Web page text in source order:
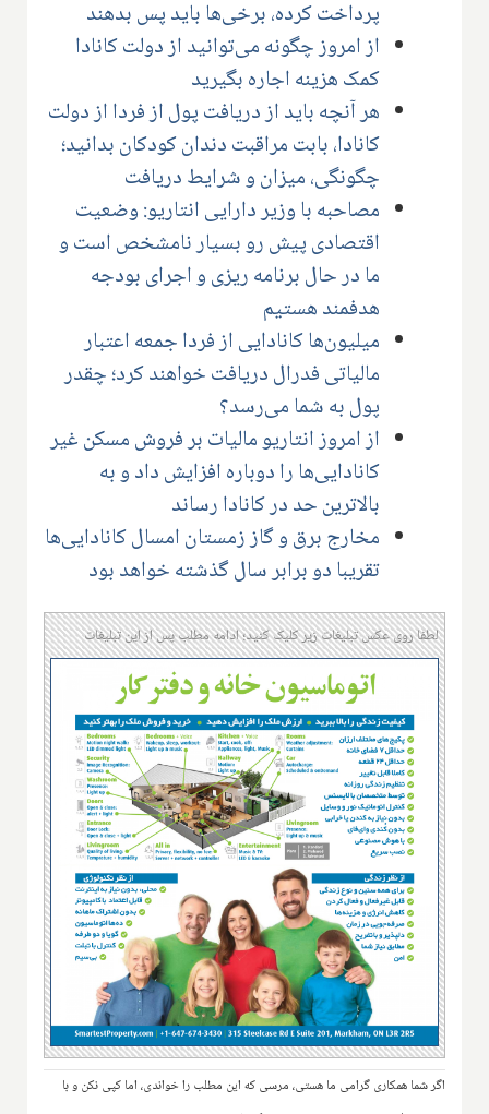
پرداخت کرده، برخی‌ها باید پس بدهند
از امروز چگونه می‌توانید از دولت کانادا
کمک هزینه اجاره بگیرید
هر آنچه باید از دریافت پول از فردا از دولت
کانادا، بابت مراقبت دندان کودکان بدانید؛
چگونگی، میزان و شرایط دریافت
مصاحبه با وزیر دارایی انتاریو: وضعیت
اقتصادی پیش رو بسیار نامشخص است و
ما در حال برنامه ریزی و اجرای بودجه
هدفمند هستیم
میلیون‌ها کانادایی از فردا جمعه اعتبار
مالیاتی فدرال دریافت خواهند کرد؛ چقدر
پول به شما می‌رسد؟
از امروز انتاریو مالیات بر فروش مسکن غیر
کانادایی‌ها را دوباره افزایش داد و به
بالاترین حد در کانادا رساند
مخارج برق و گاز زمستان امسال کانادایی‌ها
تقریبا دو برابر سال گذشته خواهد بود
لطفا روی عکس تبلیغات زیر کلیک کنید؛ ادامه مطلب پس از این تبلیغات
اگر شما همکاری گرامی ما هستی، مرسی که این مطلب را خواندی، اما کپی نکن و با